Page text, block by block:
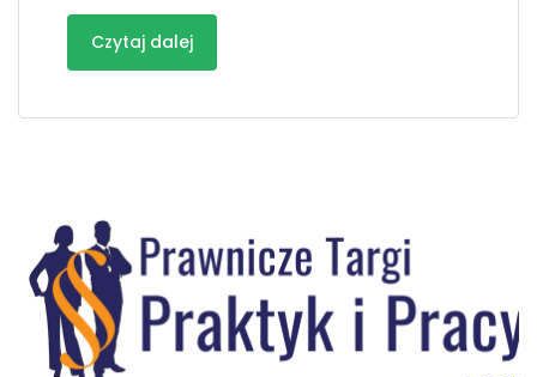
Czytaj dalej